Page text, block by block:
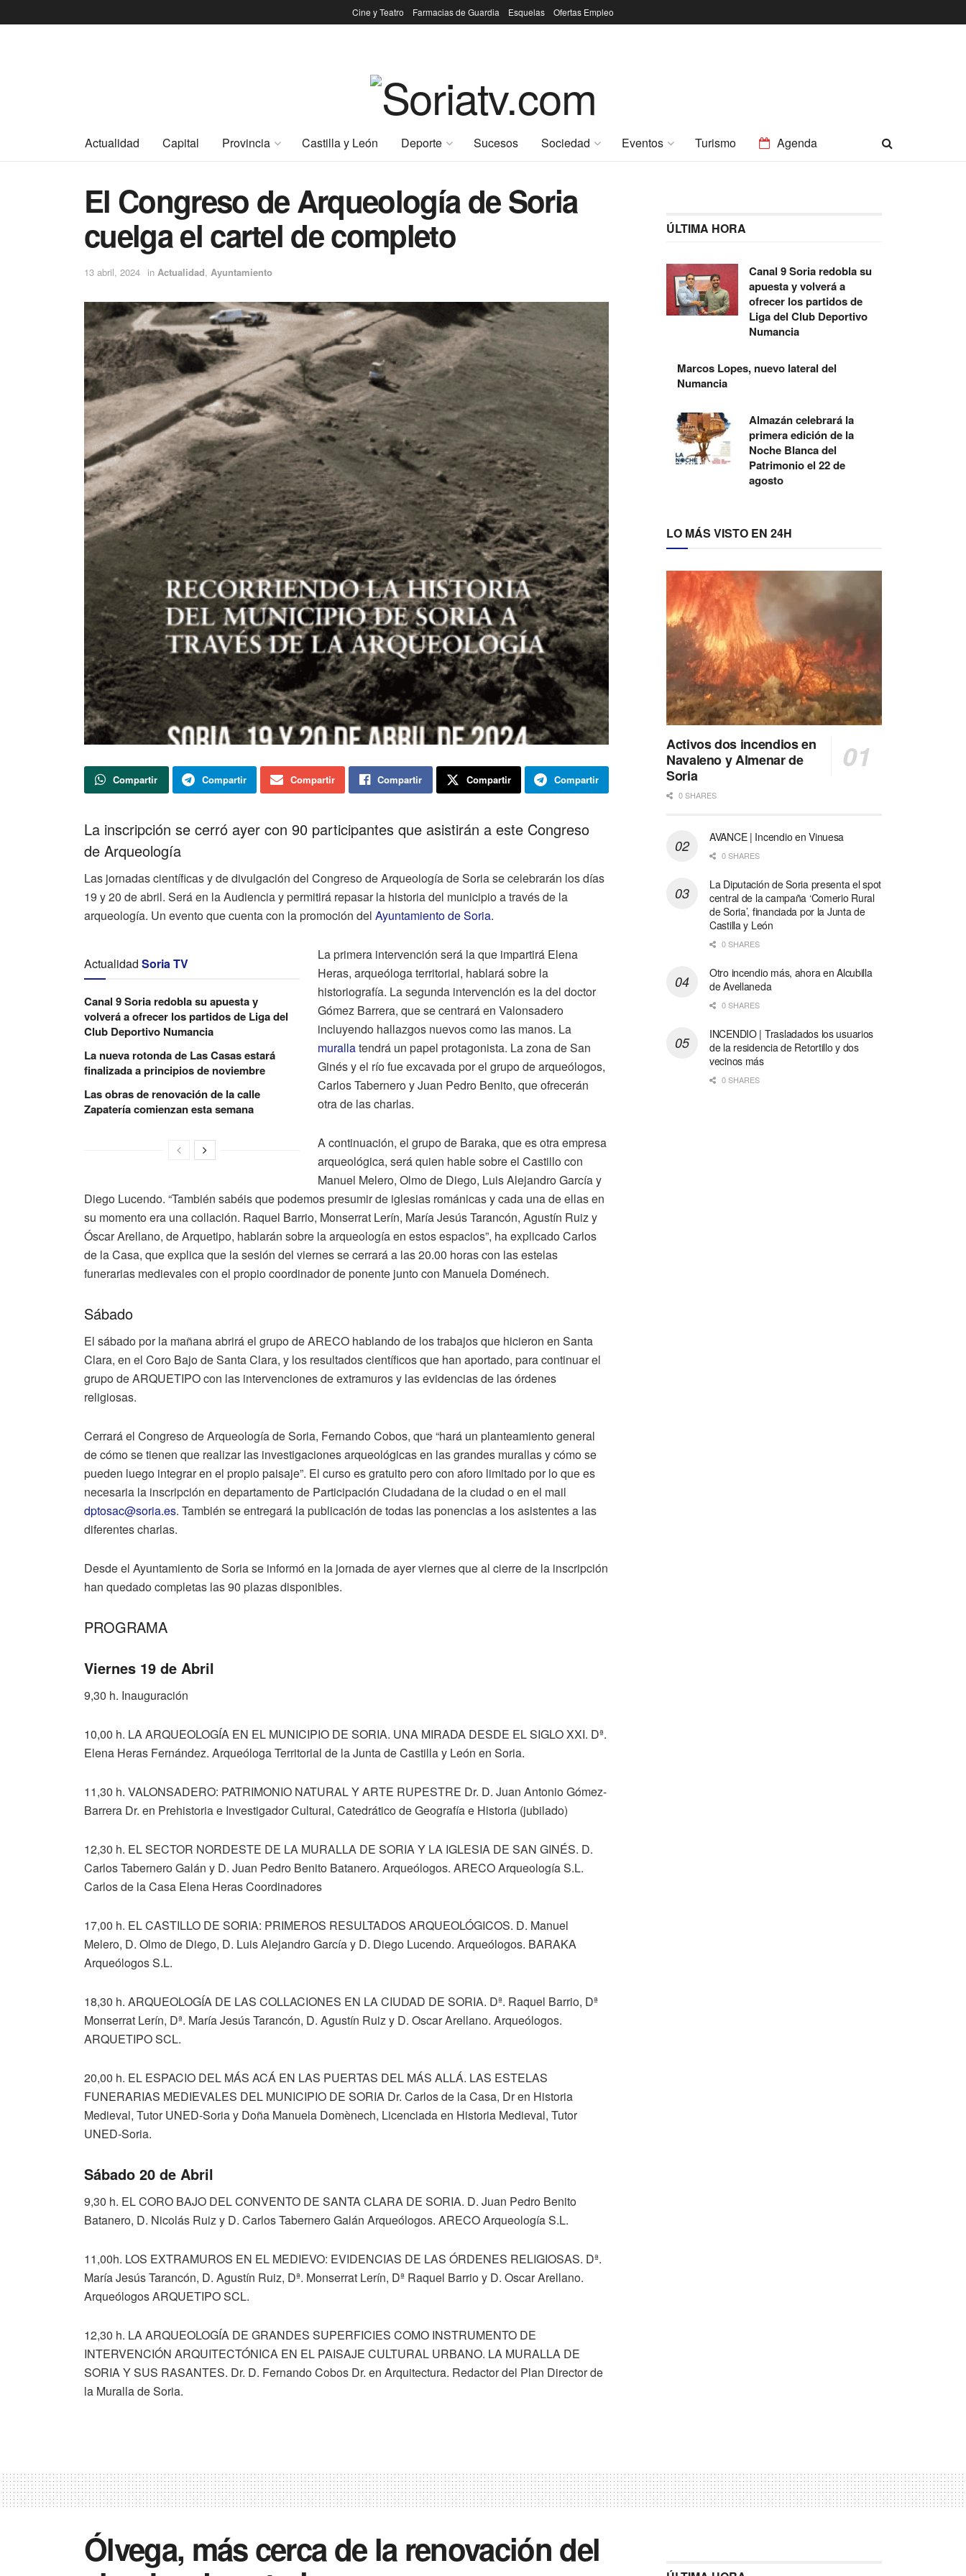
Cine y Teatro Farmacias de Guardia Esquelas Ofertas Empleo
Actualidad Capital Provincia Castilla y León Deporte Sucesos Sociedad Eventos Turismo Agenda
El Congreso de Arqueología de Soria
cuelga el cartel de completo
13 abril, 2024 in Actualidad, Ayuntamiento
Compartir Compartir Compartir Compartir Compartir Compartir
La inscripción se cerró ayer con 90 participantes que asistirán a este Congreso
de Arqueología
Las jornadas científicas y de divulgación del Congreso de Arqueología de Soria se celebrarán los días
19 y 20 de abril. Será en la Audiencia y permitirá repasar la historia del municipio a través de la
arqueología. Un evento que cuenta con la promoción del Ayuntamiento de Soria.
Actualidad Soria TV
Canal 9 Soria redobla su apuesta y
volverá a ofrecer los partidos de Liga del
Club Deportivo Numancia
La nueva rotonda de Las Casas estará
finalizada a principios de noviembre
Las obras de renovación de la calle
Zapatería comienzan esta semana
La primera intervención será la que impartirá Elena
Heras, arqueóloga territorial, hablará sobre la
historiografía. La segunda intervención es la del doctor
Gómez Barrera, que se centrará en Valonsadero
incluyendo hallazgos nuevos como las manos. La
murallatendrá un papel protagonista. La zona de San
Ginés y el río fue excavada por el grupo de arqueólogos,
Carlos Tabernero y Juan Pedro Benito, que ofrecerán
otra de las charlas.
A continuación, el grupo de Baraka, que es otra empresa
arqueológica, será quien hable sobre el Castillo con
Manuel Melero, Olmo de Diego, Luis Alejandro García y
Diego Lucendo. “También sabéis que podemos presumir de iglesias románicas y cada una de ellas en
su momento era una collación. Raquel Barrio, Monserrat Lerín, María Jesús Tarancón, Agustín Ruiz y
Óscar Arellano, de Arquetipo, hablarán sobre la arqueología en estos espacios”, ha explicado Carlos
de la Casa, que explica que la sesión del viernes se cerrará a las 20.00 horas con las estelas
funerarias medievales con el propio coordinador de ponente junto con Manuela Doménech.
Sábado
El sábado por la mañana abrirá el grupo de ARECO hablando de los trabajos que hicieron en Santa
Clara, en el Coro Bajo de Santa Clara, y los resultados científicos que han aportado, para continuar el
grupo de ARQUETIPO con las intervenciones de extramuros y las evidencias de las órdenes
religiosas.
Cerrará el Congreso de Arqueología de Soria, Fernando Cobos, que “hará un planteamiento general
de cómo se tienen que realizar las investigaciones arqueológicas en las grandes murallas y cómo se
pueden luego integrar en el propio paisaje”. El curso es gratuito pero con aforo limitado por lo que es
necesaria la inscripción en departamento de Participación Ciudadana de la ciudad o en el mail
dptosac@soria.es. También se entregará la publicación de todas las ponencias a los asistentes a las
diferentes charlas.
Desde el Ayuntamiento de Soria se informó en la jornada de ayer viernes que al cierre de la inscripción
han quedado completas las 90 plazas disponibles.
PROGRAMA
Viernes 19 de Abril
9,30 h. Inauguración
10,00 h. LA ARQUEOLOGÍA EN EL MUNICIPIO DE SORIA. UNA MIRADA DESDE EL SIGLO XXI. Dª.
Elena Heras Fernández. Arqueóloga Territorial de la Junta de Castilla y León en Soria.
11,30 h. VALONSADERO: PATRIMONIO NATURAL Y ARTE RUPESTRE Dr. D. Juan Antonio Gómez-
Barrera Dr. en Prehistoria e Investigador Cultural, Catedrático de Geografía e Historia (jubilado)
12,30 h. EL SECTOR NORDESTE DE LA MURALLA DE SORIA Y LA IGLESIA DE SAN GINÉS. D.
Carlos Tabernero Galán y D. Juan Pedro Benito Batanero. Arqueólogos. ARECO Arqueología S.L.
Carlos de la Casa Elena Heras Coordinadores
17,00 h. EL CASTILLO DE SORIA: PRIMEROS RESULTADOS ARQUEOLÓGICOS. D. Manuel
Melero, D. Olmo de Diego, D. Luis Alejandro García y D. Diego Lucendo. Arqueólogos. BARAKA
Arqueólogos S.L.
18,30 h. ARQUEOLOGÍA DE LAS COLLACIONES EN LA CIUDAD DE SORIA. Dª. Raquel Barrio, Dª
Monserrat Lerín, Dª. María Jesús Tarancón, D. Agustín Ruiz y D. Oscar Arellano. Arqueólogos.
ARQUETIPO SCL.
20,00 h. EL ESPACIO DEL MÁS ACÁ EN LAS PUERTAS DEL MÁS ALLÁ. LAS ESTELAS
FUNERARIAS MEDIEVALES DEL MUNICIPIO DE SORIA Dr. Carlos de la Casa, Dr en Historia
Medieval, Tutor UNED-Soria y Doña Manuela Domènech, Licenciada en Historia Medieval, Tutor
UNED-Soria.
Sábado 20 de Abril
9,30 h. EL CORO BAJO DEL CONVENTO DE SANTA CLARA DE SORIA. D. Juan Pedro Benito
Batanero, D. Nicolás Ruiz y D. Carlos Tabernero Galán Arqueólogos. ARECO Arqueología S.L.
11,00h. LOS EXTRAMUROS EN EL MEDIEVO: EVIDENCIAS DE LAS ÓRDENES RELIGIOSAS. Dª.
María Jesús Tarancón, D. Agustín Ruiz, Dª. Monserrat Lerín, Dª Raquel Barrio y D. Oscar Arellano.
Arqueólogos ARQUETIPO SCL.
12,30 h. LA ARQUEOLOGÍA DE GRANDES SUPERFICIES COMO INSTRUMENTO DE
INTERVENCIÓN ARQUITECTÓNICA EN EL PAISAJE CULTURAL URBANO. LA MURALLA DE
SORIA Y SUS RASANTES. Dr. D. Fernando Cobos Dr. en Arquitectura. Redactor del Plan Director de
la Muralla de Soria.
ÚLTIMA HORA
Canal 9 Soria redobla su
apuesta y volverá a
ofrecer los partidos de
Liga del Club Deportivo
Numancia
Marcos Lopes, nuevo lateral del
Numancia
Almazán celebrará la
primera edición de la
Noche Blanca del
Patrimonio el 22 de
agosto
LO MÁS VISTO EN 24H
Activos dos incendios en
Navaleno y Almenar de
Soria
0 SHARES
AVANCE | Incendio en Vinuesa
0 SHARES
La Diputación de Soria presenta el spot
central de la campaña ‘Comerio Rural
de Soria’, financiada por la Junta de
Castilla y León
0 SHARES
Otro incendio más, ahora en Alcubilla
de Avellaneda
0 SHARES
INCENDIO | Trasladados los usuarios
de la residencia de Retortillo y dos
vecinos más
0 SHARES
Ólvega, más cerca de la renovación del